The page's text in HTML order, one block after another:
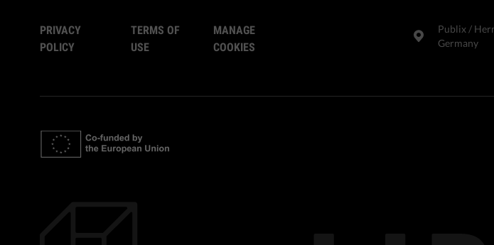
PRIVACY
POLICY
TERMS OF
USE
MANAGE
COOKIES
Publix​ /
Germany